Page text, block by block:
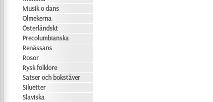
Musik o dans
Olmekerna
Österländskt
Precolumbianska
Renässans
Rosor
Rysk folklore
Satser och bokstäver
Siluetter
Slaviska